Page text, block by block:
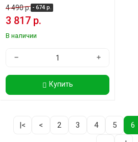
4 490 р. - 674 р.
3 817 р.
В наличии
− +
Купить
|< < 2 3 4 5 6